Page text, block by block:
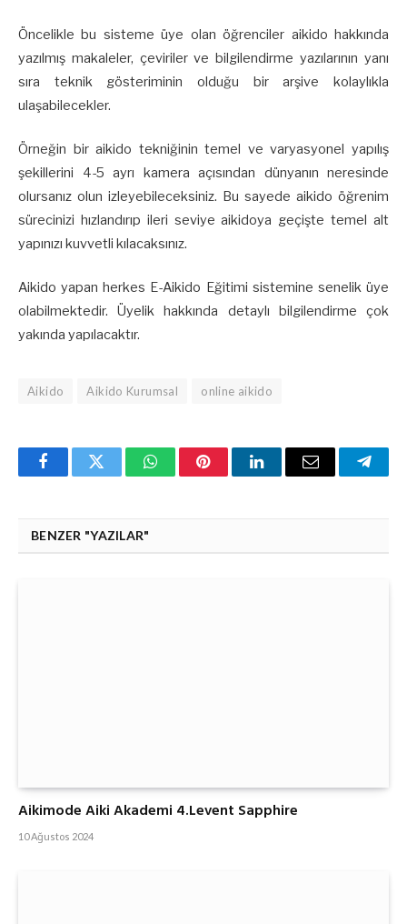
Öncelikle bu sisteme üye olan öğrenciler aikido hakkında
yazılmış makaleler, çeviriler ve bilgilendirme yazılarının yanı
sıra teknik gösteriminin olduğu bir arşive kolaylıkla
ulaşabilecekler.
Örneğin bir aikido tekniğinin temel ve varyasyonel yapılış
şekillerini 4-5 ayrı kamera açısından dünyanın neresinde
olursanız olun izleyebileceksiniz. Bu sayede aikido öğrenim
sürecinizi hızlandırıp ileri seviye aikidoya geçişte temel alt
yapınızı kuvvetli kılacaksınız.
Aikido yapan herkes E-Aikido Eğitimi sistemine senelik üye
olabilmektedir. Üyelik hakkında detaylı bilgilendirme çok
yakında yapılacaktır.
Aikido Aikido Kurumsal online aikido
FacebookTwitter WhatsAppPinterestLinkedin'de
Email
BENZER "YAZILAR"
Aikimode Aiki Akademi 4.Levent Sapphire
10 Ağustos 2024